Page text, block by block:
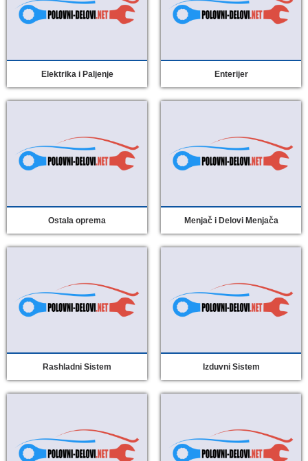
Elektrika i Paljenje Enterijer
Ostala oprema Menjač i Delovi Menjača
Rashladni Sistem Izduvni Sistem